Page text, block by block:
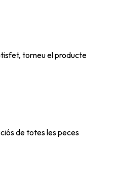
torneu el producte
de totes les peces